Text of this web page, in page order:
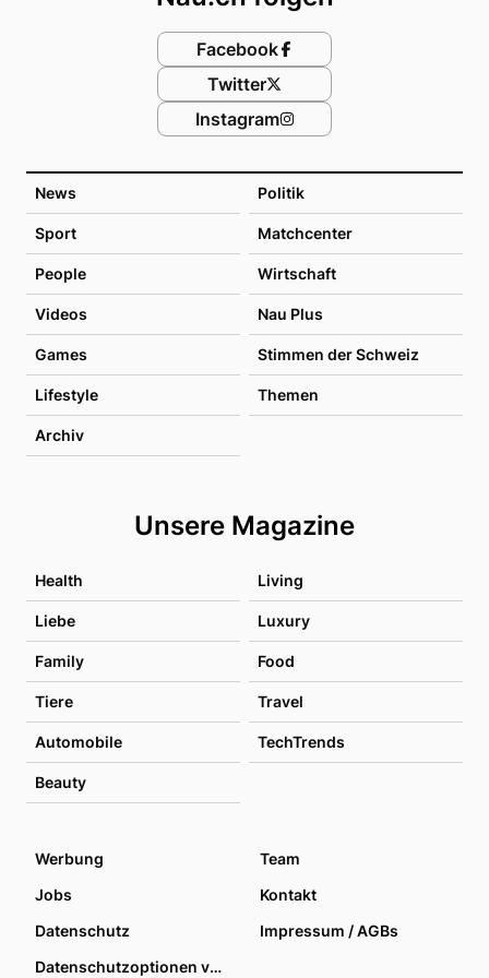
News Politik
Sport Matchcenter
People Wirtschaft
Videos Nau Plus
Games Stimmen der Schweiz
Lifestyle Themen
Archiv
Unsere Magazine
Health Living
Liebe Luxury
Family Food
Tiere Travel
Automobile TechTrends
Beauty
Facebook
Twitter
Instagram
Werbung
Team
Jobs
Kontakt
Datenschutz
Impressum / AGBs
Datenschutzoptionen verwalten